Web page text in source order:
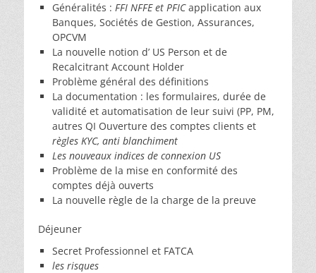
Généralités : FFI NFFE et PFICapplication aux
Banques, Sociétés de Gestion, Assurances,
OPCVM
La nouvelle notion d’ US Person et de
Recalcitrant Account Holder
Problème général des définitions
La documentation : les formulaires, durée de
validité et automatisation de leur suivi (PP, PM,
autres QI Ouverture des comptes clients et
règles KYC, anti blanchiment
Les nouveaux indices de connexion US
Problème de la mise en conformité des
comptes déjà ouverts
La nouvelle règle de la charge de la preuve
Déjeuner
Secret Professionnel et FATCA
les risques